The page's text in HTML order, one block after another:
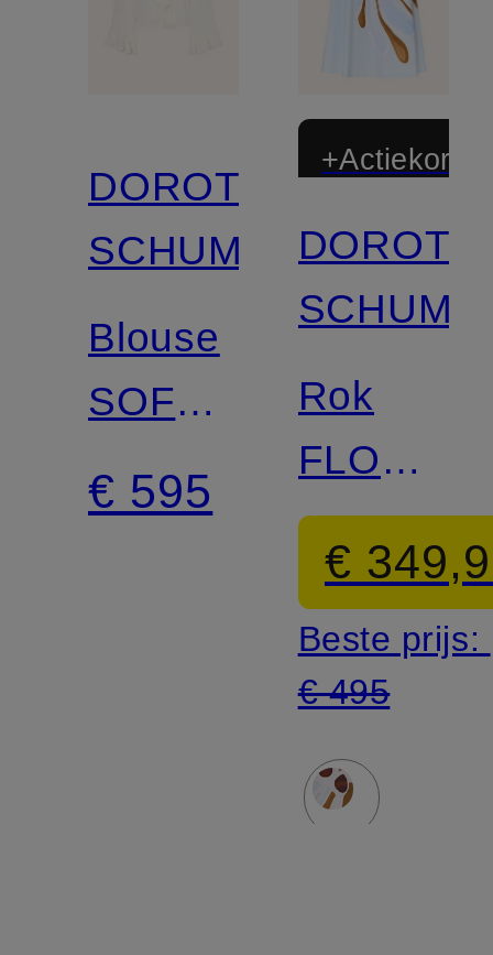
DOROTHEE
SCHUMACHER
Blouse
SOFT
STRIPES
met
€ 595
Rok
FLORAL
POWER
€
Beste prijs:
€ 495